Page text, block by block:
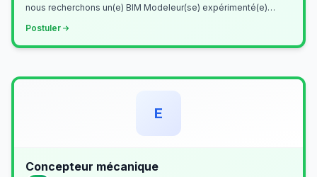
nous recherchons un(e) BIM Modeleur(se) expérimenté(e)
Postuler
E
Concepteur mécanique